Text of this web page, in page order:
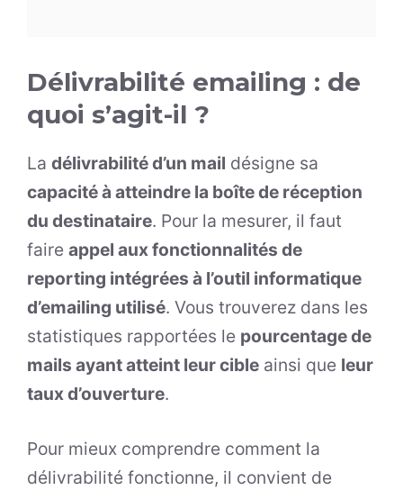
Délivrabilité emailing : de
quoi s’agit-il ?
La délivrabilité d’un mail désigne sa
capacité à atteindre la boîte de réception
du destinataire. Pour la mesurer, il faut
faire appel aux fonctionnalités de
reporting intégrées à l’outil informatique
d’emailing utilisé. Vous trouverez dans les
statistiques rapportées le pourcentage de
mails ayant atteint leur cible ainsi que leur
taux d’ouverture.
Pour mieux comprendre comment la
délivrabilité fonctionne, il convient de